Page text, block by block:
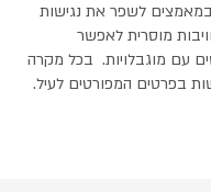
לשפר את נגישות
מוסרית לאפשר
עם מוגבלויות. בכל מקרה
בפרטים המפורטים לעיל.